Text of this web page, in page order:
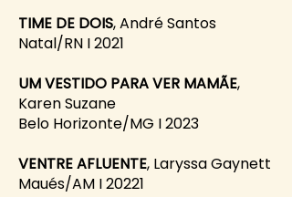
TIME DE DOIS, André Santos
Natal/RN I 2021
UM VESTIDO PARA VER MAMÃE,
Karen Suzane
Belo Horizonte/MG I 2023
VENTRE AFLUENTE, Laryssa Gaynett
Maués/AM I 20221